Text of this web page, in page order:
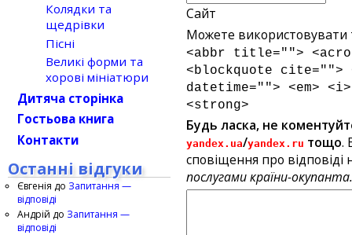
Сайт
Можете використовувати
<abbr title="">
<blockquote cite="">
datetime=""> <em>
<strong>
Будь ласка, не
yandex.ua/yandex.ru тощо.
сповіщення про відповіді
послугами країни-
Колядки та
щедрівки
Пісні
Великі форми та
хорові мініатюри
Дитяча сторінка
Гостьова книга
Контакти
Останні відгуки
Євгенія до Запитання —
відповіді
Андрій до Запитання —
відповіді